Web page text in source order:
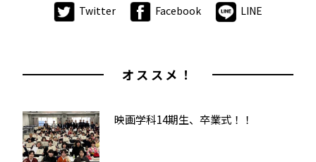
Twitter Facebook LINE
オススメ！
映画学科14期生、卒業式！！